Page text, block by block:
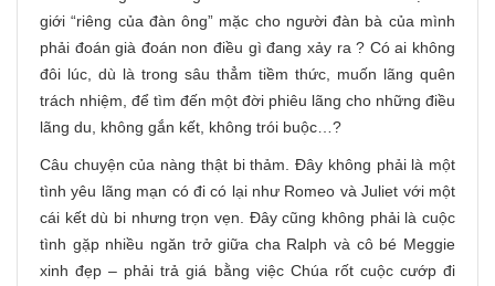
giới “riêng của đàn ông” mặc cho người đàn bà của mình
phải đoán già đoán non điều gì đang xảy ra ? Có ai không
đôi lúc, dù là trong sâu thẳm tiềm thức, muốn lãng quên
trách nhiệm, để tìm đến một đời phiêu lãng cho những điều
lãng du, không gắn kết, không trói buộc…?
Câu chuyện của nàng thật bi thảm. Đây không phải là một
tình yêu lãng mạn có đi có lại như Romeo và Juliet với một
cái kết dù bi nhưng trọn vẹn. Đây cũng không phải là cuộc
tình gặp nhiều ngăn trở giữa cha Ralph và cô bé Meggie
xinh đẹp – phải trả giá bằng việc Chúa rốt cuộc cướp đi